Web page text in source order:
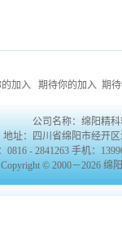
加入 期待你的加入 期
公司名称：绵阳精
地址：四川省绵阳市经开
0816 - 2841263 手机：
Copyright © 2000－2026